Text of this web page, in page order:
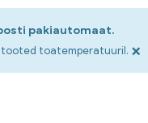
pakiautomaat.
tooted toatemperatuuril. ×